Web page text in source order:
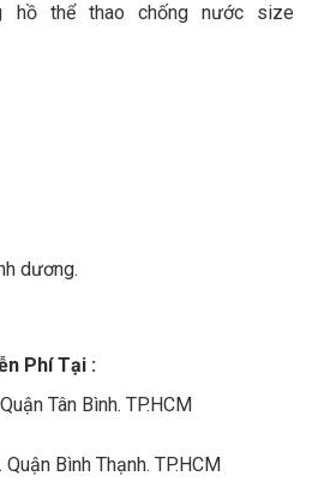
hồ thể thao chống nước size
dương.
Phí Tại :
Tân Bình. TP.HCM
Bình Thạnh. TP.HCM